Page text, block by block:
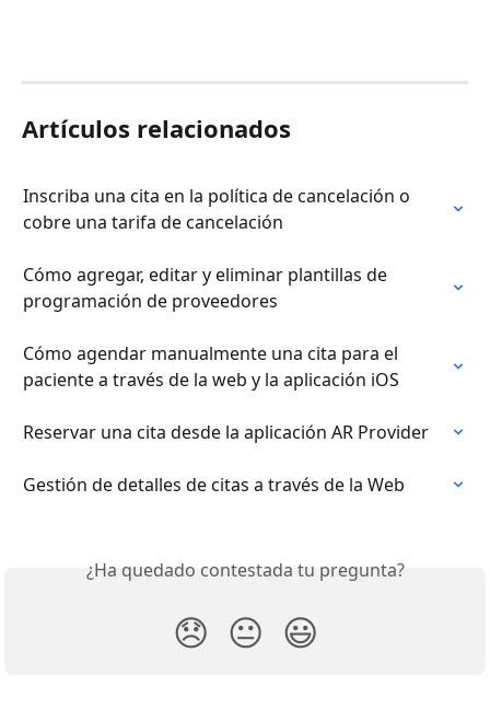
Artículos relacionados
Inscriba una cita en la política de cancelación o
cobre una tarifa de cancelación
Cómo agregar, editar y eliminar plantillas de
programación de proveedores
Cómo agendar manualmente una cita para el
paciente a través de la web y la aplicación iOS
Reservar una cita desde la aplicación AR Provider
Gestión de detalles de citas a través de la Web
¿Ha quedado contestada tu pregunta?
😞 😐 😃